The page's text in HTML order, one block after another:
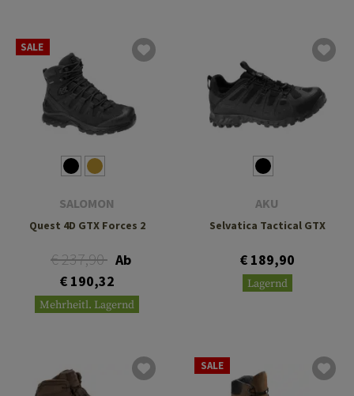
SALE
SALOMON
Quest 4D GTX Forces 2
€ 237,90 Ab
€ 190,32
Mehrheitl. Lagernd
AKU
Selvatica Tactical GTX
€ 189,90
Lagernd
SALE